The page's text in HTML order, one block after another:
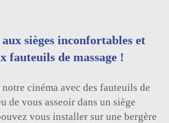
sièges inconfortables et
fauteuils de massage !
cinéma avec des fauteuils de
de vous asseoir dans un siège
vous installer sur une bergère